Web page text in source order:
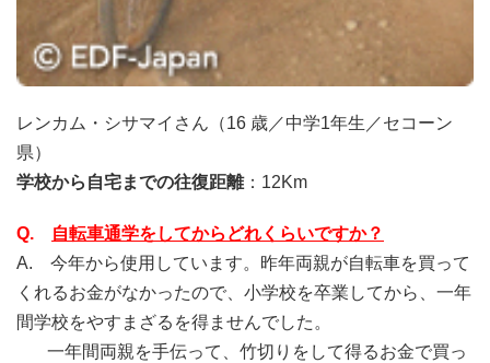
レンカム・シサマイさん（16 歳／中学1年生／セコーン
県）
学校から自宅までの往復距離：12Km
Q.
自転車通学をしてからどれくらいですか？
A. 今年から使用しています。昨年両親が自転車を買って
くれるお金がなかったので、小学校を卒業してから、一年
間学校をやすまざるを得ませんでした。
一年間両親を手伝って、竹切りをして得るお金で買っ